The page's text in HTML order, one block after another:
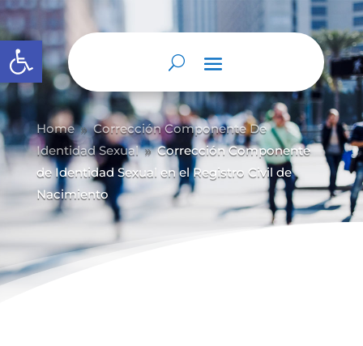
Abrir barra de herramientas
Home 9 Corrección Componente De
Identidad Sexual 9 Corrección Componente
de Identidad Sexual en el Registro Civil de
Nacimiento